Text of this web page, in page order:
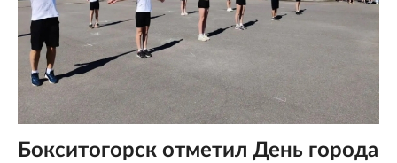
Бокситогорск отметил День города